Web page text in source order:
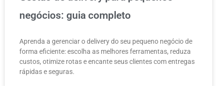
negócios: guia completo
Aprenda a gerenciar o delivery do seu pequeno negócio de
forma eficiente: escolha as melhores ferramentas, reduza
custos, otimize rotas e encante seus clientes com entregas
rápidas e seguras.